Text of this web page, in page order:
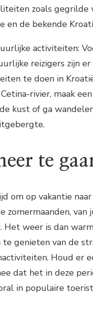
zoals gegrilde
en de bekende
activiteiten:
reizigers zijn
te doen in
rivier, maak
kust of ga
te
om op vakantie
zomermaanden, van
Het weer is dan
genieten van de
Houd er
dat het in deze
in populaire